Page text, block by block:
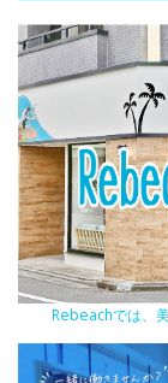
Rebeachでは、